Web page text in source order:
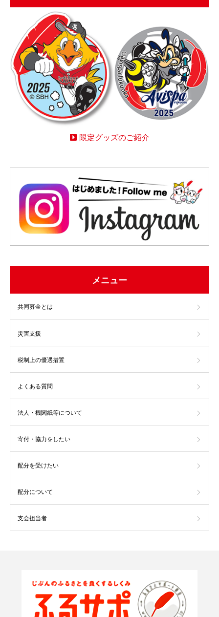
限定グッズのご紹介
メニュー
共同募金とは
災害支援
税制上の優遇措置
よくある質問
法人・機関紙等について
寄付・協力をしたい
配分を受けたい
配分について
支会担当者